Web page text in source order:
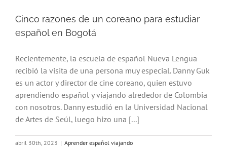
Cinco razones de un coreano para estudiar
español en Bogotá
Recientemente, la escuela de español Nueva Lengua
recibió la visita de una persona muy especial. Danny Guk
es un actor y director de cine coreano, quien estuvo
aprendiendo español y viajando alrededor de Colombia
con nosotros. Danny estudió en la Universidad Nacional
de Artes de Seúl, luego hizo una [...]
abril 30th, 2023 | Aprender español viajando